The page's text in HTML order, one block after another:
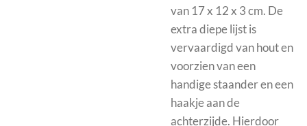
van 17 x 12 x 3 cm. De
extra diepe lijst is
vervaardigd van hout en
voorzien van een
handige staander en een
haakje aan de
achterzijde. Hierdoor